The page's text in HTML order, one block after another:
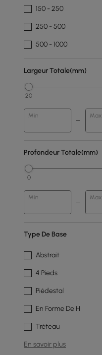
150 - 250
250 - 500
500 - 1000
Largeur Totale(mm)
20
Min Max
Profondeur Totale(mm)
0
Min Max
Type De Base
Abstrait
4 Pieds
Piédestal
En Forme De H
Tréteau
En savoir plus